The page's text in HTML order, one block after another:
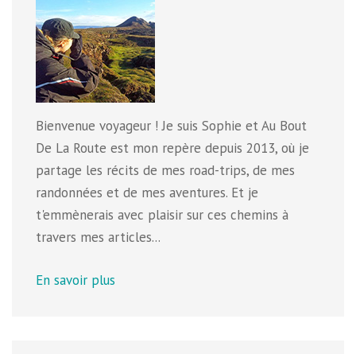
Bienvenue voyageur ! Je suis Sophie et Au Bout
De La Route est mon repère depuis 2013, où je
partage les récits de mes road-trips, de mes
randonnées et de mes aventures. Et je
t'emmènerais avec plaisir sur ces chemins à
travers mes articles...
En savoir plus